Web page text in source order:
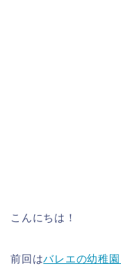
こんにちは！
前回はバレエの幼稚